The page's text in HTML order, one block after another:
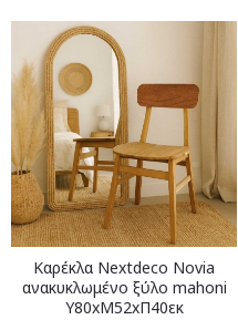
Καρέκλα Nextdeco Novia
ανακυκλωμένο ξύλο mahoni
Υ80xM52xΠ40εκ